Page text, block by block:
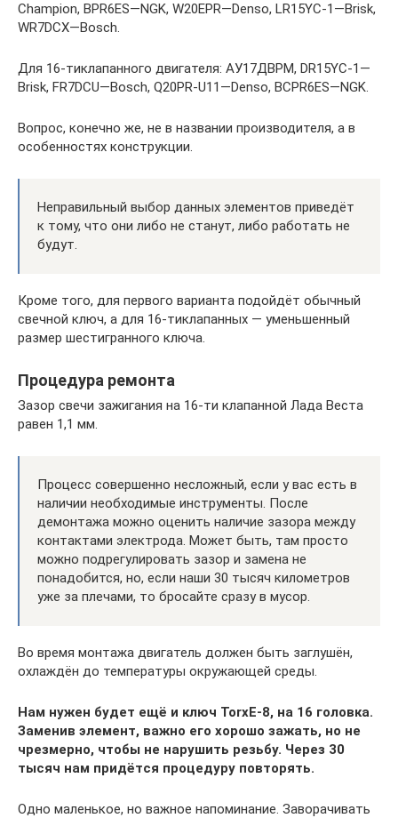
Champion, BPR6ES—NGK, W20EPR—Denso, LR15YC-1—Brisk,
WR7DCX—Bosch.
Для 16-тиклапанного двигателя: АУ17ДВРМ, DR15YC-1—
Brisk, FR7DCU—Bosch, Q20PR-U11—Denso, BCPR6ES—NGK.
Вопрос, конечно же, не в названии производителя, а в
особенностях конструкции.
Неправильный выбор данных элементов приведёт
к тому, что они либо не станут, либо работать не
будут.
Кроме того, для первого варианта подойдёт обычный
свечной ключ, а для 16-тиклапанных — уменьшенный
размер шестигранного ключа.
Процедура ремонта
Зазор свечи зажигания на 16-ти клапанной Лада Веста
равен 1,1 мм.
Процесс совершенно несложный, если у вас есть в
наличии необходимые инструменты. После
демонтажа можно оценить наличие зазора между
контактами электрода. Может быть, там просто
можно подрегулировать зазор и замена не
понадобится, но, если наши 30 тысяч километров
уже за плечами, то бросайте сразу в мусор.
Во время монтажа двигатель должен быть заглушён,
охлаждён до температуры окружающей среды.
Нам нужен будет ещё и ключ TorxE-8, на 16 головка.
Заменив элемент, важно его хорошо зажать, но не
чрезмерно, чтобы не нарушить резьбу. Через 30
тысяч нам придётся процедуру повторять.
Одно маленькое, но важное напоминание. Заворачивать